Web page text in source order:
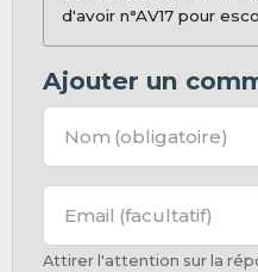
d'avoir n°AV17 pour
Ajouter un
Nom (obligatoire)
Email (facultatif)
Attirer l'attention sur la